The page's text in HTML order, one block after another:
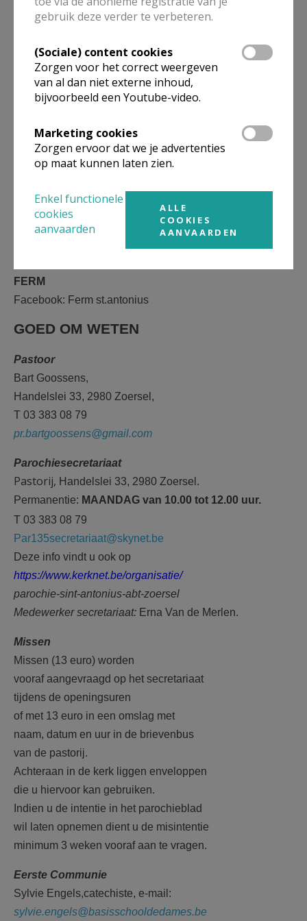
martha-en-maria-malle-zoersel
Chiromeisjes
http://meisjes.chirosint-antonius.be
http://jongens.chirosint-antonius.be
SAMANA
KWB
Adressen om KWB te bereiken:
kwbsintantonius@gmail.com
www.kwb.be/sintantonius
FERM
Facebook: Ferm st.antonius
GOED OM WETEN
Pastoor
Bart Goossens,
Handelslei 33, 2980 Zoersel,
T 03 383 08 79
pr.bartgoossens@gmail.com
Parochiesecretariaat
Pastorij, Handelslei 33, 2980 Zoersel.
Permanentie: MAANDAG van 10.00 tot 12.00 uur.
T 03 383 08 79
Par135secretariaat@skynet.be
Deze info vindt u ook op
https://www.kerknet.be/organisatie/
parochie-sint-antonius-abt-zoersel
Medewerker secretariaat: Erna Van de Merlen.
Missen
Missen (13 euro) worden
vooraf aangevraagd op het secretariaat
tijdens de openingsuren
of met 13 euro in een omslag met
naam, datum en uur in de brievenbus
van de pastorij.
Achteraan in de kerk liggen enveloppen
die u hiervoor kan gebruiken.
Indien u de intentie in het parochieblad
wil laten opnemen dient u de misintentie
minimum 3 weken vooraf aan te vragen.
Eerste Communie
Sylvie Engels,catechiste, e-mail:
sylvie.engels@basisschooldedames.be
gebruik deze verder te verbeteren.
(Sociale) content cookies
Zorgen voor het correct weergeven
van al dan niet externe inhoud,
bijvoorbeeld een Youtube-video.
Marketing cookies
Zorgen ervoor dat we je advertenties
op maat kunnen laten zien.
Enkel functionele
cookies
aanvaarden
ALLE
COOKIES
AANVAARDEN